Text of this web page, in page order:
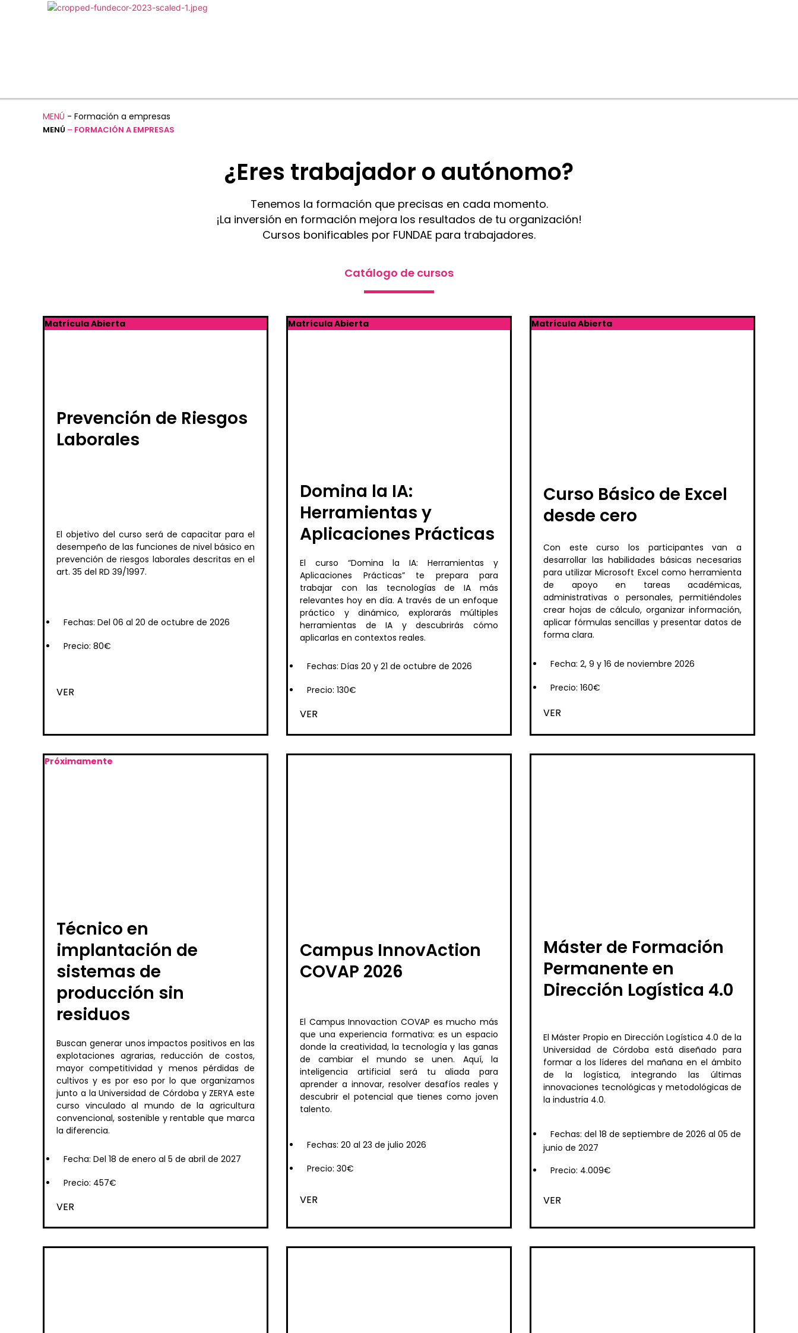
MENÚ - Formación a empresas
MENÚ – FORMACIÓN A EMPRESAS
¿Eres trabajador o autónomo?
Tenemos la formación que precisas en cada momento.
¡La inversión en formación mejora los resultados de tu organización!
Cursos bonificables por FUNDAE para trabajadores.
Catálogo de cursos
Matrícula Abierta
Prevención de Riesgos
Laborales
El objetivo del curso será de capacitar para el
desempeño de las funciones de nivel básico en
prevención de riesgos laborales descritas en el
art. 35 del RD 39/1997.
Fechas: Del 06 al 20 de octubre de 2026
Precio: 80€
VER
Matrícula Abierta
Domina la IA:
Herramientas y
Aplicaciones Prácticas
El curso “Domina la IA: Herramientas y
Aplicaciones Prácticas” te prepara para
trabajar con las tecnologías de IA más
relevantes hoy en día. A través de un enfoque
práctico y dinámico, explorarás múltiples
herramientas de IA y descubrirás cómo
aplicarlas en contextos reales.
Fechas: Días 20 y 21 de octubre de 2026
Precio: 130€
VER
Matrícula Abierta
Curso Básico de Excel
desde cero
Con este curso los participantes van a
desarrollar las habilidades básicas necesarias
para utilizar Microsoft Excel como herramienta
de apoyo en tareas académicas,
administrativas o personales, permitiéndoles
crear hojas de cálculo, organizar información,
aplicar fórmulas sencillas y presentar datos de
forma clara.
Fecha: 2, 9 y 16 de noviembre 2026
Precio: 160€
VER
Próximamente
Técnico en
implantación de
sistemas de
producción sin
residuos
Buscan generar unos impactos positivos en las
explotaciones agrarias, reducción de costos,
mayor competitividad y menos pérdidas de
cultivos y es por eso por lo que organizamos
junto a la Universidad de Córdoba y ZERYA este
curso vinculado al mundo de la agricultura
convencional, sostenible y rentable que marca
la diferencia.
Fecha: Del 18 de enero al 5 de abril de 2027
Precio: 457€
VER
Campus InnovAction
COVAP 2026
El Campus Innovaction COVAP es mucho más
que una experiencia formativa: es un espacio
donde la creatividad, la tecnología y las ganas
de cambiar el mundo se unen. Aquí, la
inteligencia artificial será tu aliada para
aprender a innovar, resolver desafíos reales y
descubrir el potencial que tienes como joven
talento.
Fechas: 20 al 23 de julio 2026
Precio: 30€
VER
Máster de Formación
Permanente en
Dirección Logística 4.0
El Máster Propio en Dirección Logística 4.0 de la
Universidad de Córdoba está diseñado para
formar a los líderes del mañana en el ámbito
de la logística, integrando las últimas
innovaciones tecnológicas y metodológicas de
la industria 4.0.
Fechas: del 18 de septiembre de 2026 al 05 de
junio de 2027
Precio: 4.009€
VER